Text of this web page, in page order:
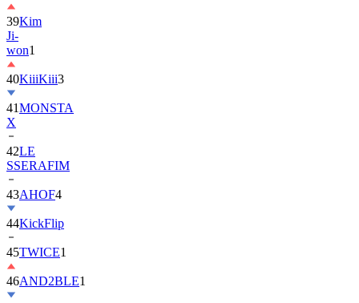
Ji-
won1
40KiiiKiii
41MONSTA
X
42
SSERAFIM
43AHOF4
44KickFlip
45TWICE1
46AND2BLE
47Red
Velvet